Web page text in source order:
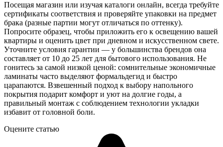
Посещая магазин или изучая каталоги онлайн, всегда требуйте
сертификаты соответствия и проверяйте упаковки на предмет
брака (разные партии могут отличаться по оттенку).
Попросите образец, чтобы приложить его к освещению вашей
квартиры и оценить цвет при дневном и искусственном свете.
Уточните условия гарантии — у большинства брендов она
составляет от 10 до 25 лет для бытового использования. Не
гонитесь за самой низкой ценой: сомнительные экономичные
ламинаты часто выделяют формальдегид и быстро
царапаются. Взвешенный подход к выбору напольного
покрытия подарит комфорт и уют на долгие годы, а
правильный монтаж с соблюдением технологии укладки
избавит от головной боли.
Оцените статью